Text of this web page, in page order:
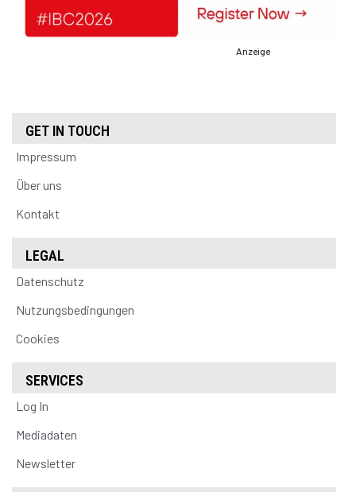
Anzeige
GET IN TOUCH
Impressum
Über uns
Kontakt
LEGAL
Datenschutz
Nutzungsbedingungen
Cookies
SERVICES
Log In
Mediadaten
Newsletter